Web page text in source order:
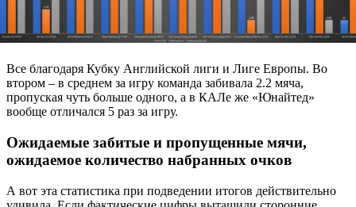
Все благодаря Кубку Английской лиги и Лиге Европы. Во
втором – в среднем за игру команда забивала 2.2 мяча,
пропуская чуть больше одного, а в КАЛе же «Юнайтед»
вообще отличался 5 раз за игру.
Ожидаемые забитые и пропущенные мячи,
ожидаемое количество набранных очков
А вот эта статистика при подведении итогов действительно